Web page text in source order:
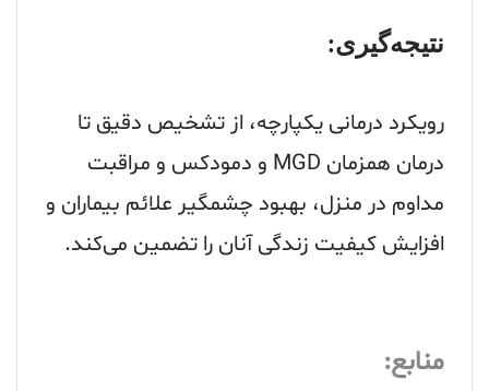
نتیجه‌گیری:
رویکرد درمانی یکپارچه، از تشخیص دقیق تا
درمان همزمان MGD و دمودکس و مراقبت
مداوم در منزل، بهبود چشمگیر علائم بیماران و
افزایش کیفیت زندگی آنان را تضمین می‌کند.
منابع: